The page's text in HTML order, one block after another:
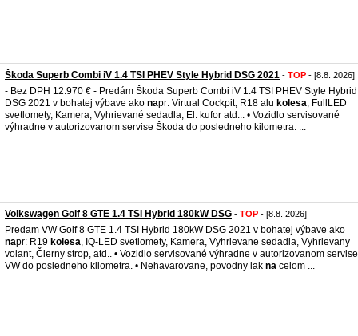
Škoda Superb Combi iV 1.4 TSI PHEV Style Hybrid DSG 2021 - TOP - [8.8. 2026]
- Bez DPH 12.970 € - Predám Škoda Superb Combi iV 1.4 TSI PHEV Style Hybrid
DSG 2021 v bohatej výbave ako napr: Virtual Cockpit, R18 alu kolesa, FullLED
svetlomety, Kamera, Vyhrievané sedadla, El. kufor atd... • Vozidlo servisované
výhradne v autorizovanom servise Škoda do posledneho kilometra. ...
Volkswagen Golf 8 GTE 1.4 TSI Hybrid 180kW DSG - TOP - [8.8. 2026]
Predam VW Golf 8 GTE 1.4 TSI Hybrid 180kW DSG 2021 v bohatej výbave ako
napr: R19 kolesa, IQ-LED svetlomety, Kamera, Vyhrievane sedadla, Vyhrievany
volant, Čierny strop, atd.. • Vozidlo servisované výhradne v autorizovanom servise
VW do posledneho kilometra. • Nehavarovane, povodny lak na celom ...